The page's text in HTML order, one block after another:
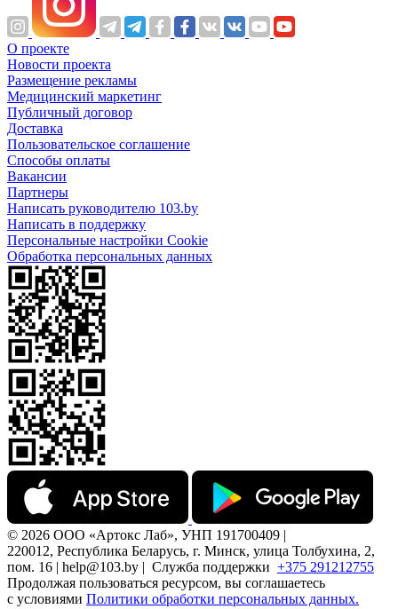
О проекте
Новости проекта
Размещение рекламы
Медицинский маркетинг
Публичный договор
Доставка
Пользовательское соглашение
Способы оплаты
Вакансии
Партнеры
Написать руководителю 103.by
Написать в поддержку
Персональные настройки Cookie
Обработка персональных данных
© 2026 ООО «Артокс Лаб», УНП 191700409 |
220012, Республика Беларусь, г. Минск, улица Толбухина, 2,
пом. 16 | help@103.by | Служба поддержки +375 291212755
Продолжая пользоваться ресурсом, вы соглашаетесь
с условиями Политики обработки персональных данных.